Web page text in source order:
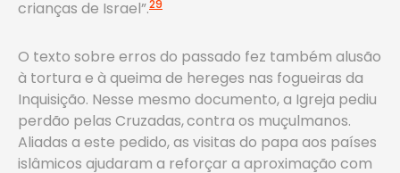
crianças de Israel”.29
O texto sobre erros do passado fez também alusão
à tortura e à queima de hereges nas fogueiras da
Inquisição. Nesse mesmo documento, a Igreja pediu
perdão pelas Cruzadas,contra os muçulmanos.
Aliadas a este pedido, as visitas do papa aos países
islâmicos ajudaram a reforçar a aproximação com